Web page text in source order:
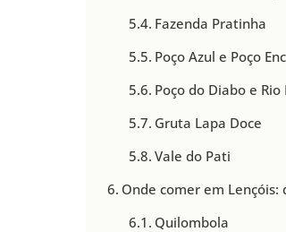
Fazenda Pratinha
Poço Azul e Poço
Poço do Diabo e
Gruta Lapa Doce
Vale do Pati
Onde comer em
Quilombola